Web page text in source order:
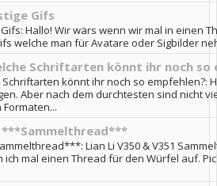
Gifs
Hallo! Wir wärs wenn wir mal in einen
welche man für Avatare oder Sigbilder
Schriftarten könnt ihr noch so
könnt ihr noch so empfehlen?:
Aber nach dem durchtesten sind nicht
***Sammelthread***
Lian Li V350 & V351
mal einen Thread für den Würfel auf.